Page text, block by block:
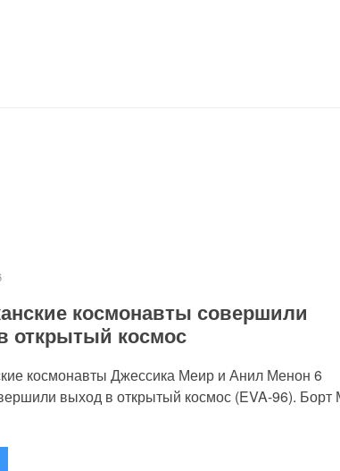
космонавты совершили
открытый космос
космонавты Джессика Меир и Анил Менон 6
выход в открытый космос (EVA-96).